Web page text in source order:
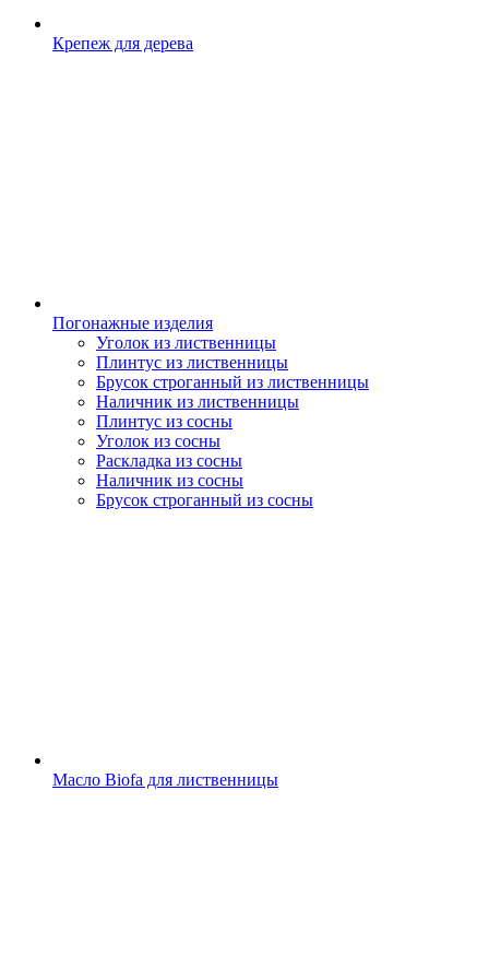
Крепеж для дерева
Погонажные изделия
Уголок из лиственницы
Плинтус из лиственницы
Брусок строганный из лиственницы
Наличник из лиственницы
Плинтус из сосны
Уголок из сосны
Раскладка из сосны
Наличник из сосны
Брусок строганный из сосны
Масло Biofa для лиственницы